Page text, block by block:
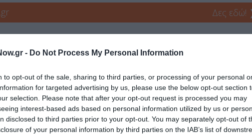
- Do Not Process My Personal Information
to opt-out of the sale, sharing to third parties, or processing of your personal
for targeted advertising by us, please use the below opt-out section
selection. Please note that after your opt-out request is processed you may
interest-based ads based on personal information utilized by us or
disclosed to third parties prior to your opt-out. You may separately opt-out of
of your personal information by third parties on the IAB’s list of
Δες εδώ!
ΖΩΓΡΑΦΟΣ ΜΑΡΙΑ ΓΙΑΝΝΑΚΑΚΗ ΟΜΑΔΙΚΕΣ ΕΚΘΕΣΕΙΣ
και τον Πολιτισμό!